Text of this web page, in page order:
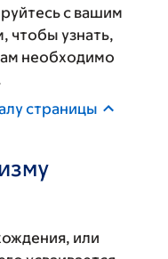
с вашим
чтобы узнать,
необходимо
страницы
или